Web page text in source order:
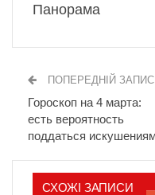
Панорама
ПОПЕРЕДНІЙ ЗАПИС
Гороскоп на 4 марта:
есть вероятность
поддаться
СХОЖІ ЗАПИСИ